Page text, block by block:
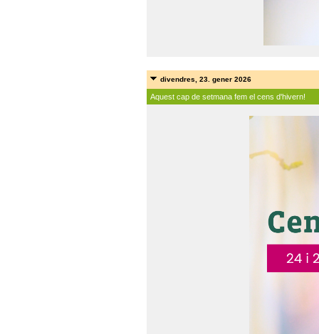
divendres, 23. gener 2026
Aquest cap de setmana fem el cens d'hivern!